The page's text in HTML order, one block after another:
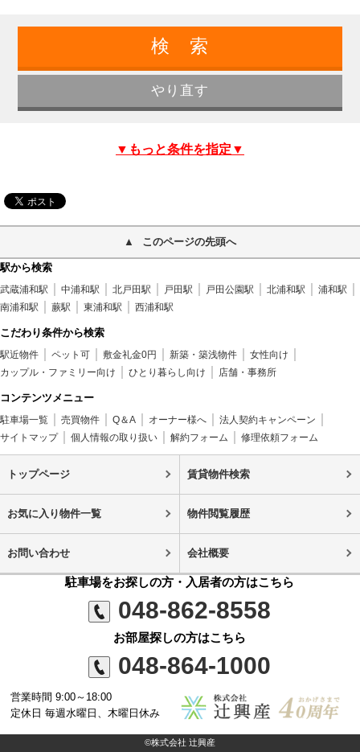
▼もっと条件を指定▼
このページの先頭へ
駅から検索
武蔵浦和駅 中浦和駅 北戸田駅 戸田駅 戸田公園駅 北浦和駅
浦和駅
南浦和駅
蕨駅 東浦和駅 西浦和駅
こだわり条件から検索
駅近物件 ペット可 敷金礼金0円 新築・築浅物件
女性向け
カップル・ファミリー向け
ひとり暮らし向け 店舗・事務所
コンテンツメニュー
駐車場一覧 売買物件 Q＆A オーナー様へ
法人契約キャンペーン
サイトマップ
個人情報の取り扱い 解約フォーム 修理依頼フォーム
トップページ 賃貸物件検索
お気に入り物件一覧 物件閲覧履歴
お問い合わせ 会社概要
駐車場をお探しの方・入居者の方はこちら
048-862-8558
お部屋探しの方はこちら
048-864-1000
営業時間 9:00～18:00
定休日 毎週水曜日、木曜日休み
©株式会社 辻興産